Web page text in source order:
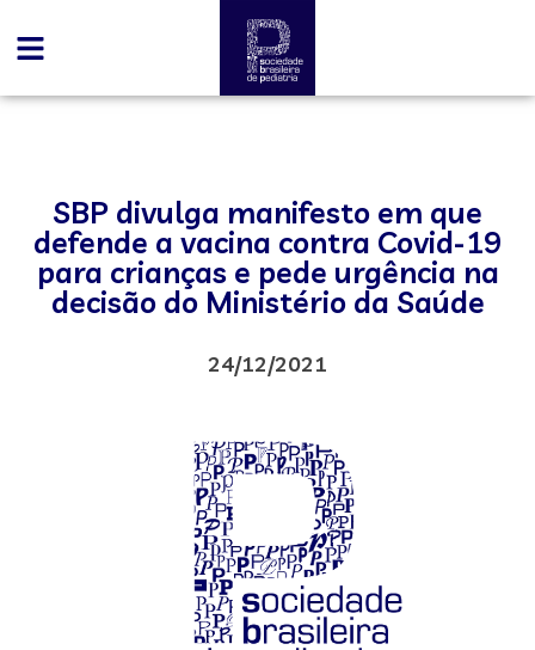
SBP divulga manifesto em que
defende a vacina contra Covid-19
para crianças e pede urgência na
decisão do Ministério da Saúde
24/12/2021